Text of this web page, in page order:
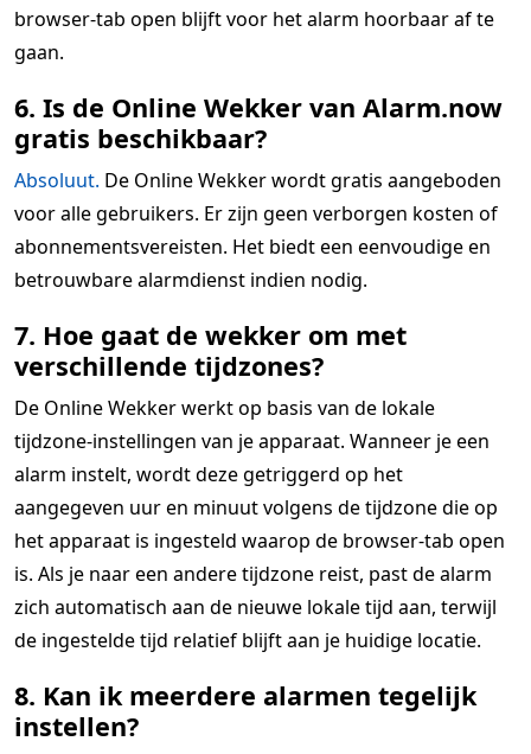
browser-tab open blijft voor het alarm hoorbaar af te
gaan.
6. Is de Online Wekker van Alarm.now
gratis beschikbaar?
Absoluut. De Online Wekker wordt gratis aangeboden
voor alle gebruikers. Er zijn geen verborgen kosten of
abonnementsvereisten. Het biedt een eenvoudige en
betrouwbare alarmdienst indien nodig.
7. Hoe gaat de wekker om met
verschillende tijdzones?
De Online Wekker werkt op basis van de lokale
tijdzone-instellingen van je apparaat. Wanneer je een
alarm instelt, wordt deze getriggerd op het
aangegeven uur en minuut volgens de tijdzone die op
het apparaat is ingesteld waarop de browser-tab open
is. Als je naar een andere tijdzone reist, past de alarm
zich automatisch aan de nieuwe lokale tijd aan, terwijl
de ingestelde tijd relatief blijft aan je huidige locatie.
8. Kan ik meerdere alarmen tegelijk
instellen?